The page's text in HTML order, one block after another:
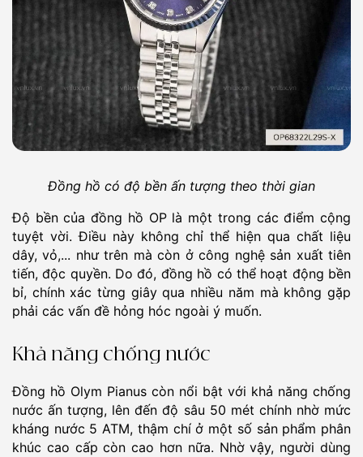
Đồng hồ có độ bền ấn tượng theo thời gian
Độ bền của đồng hồ OP là một trong các điểm cộng
tuyệt vời. Điều này không chỉ thể hiện qua chất liệu
dây, vỏ,... như trên mà còn ở công nghệ sản xuất tiên
tiến, độc quyền. Do đó, đồng hồ có thể hoạt động bền
bỉ, chính xác từng giây qua nhiều năm mà không gặp
phải các vấn đề hỏng hóc ngoài ý muốn.
Khả năng chống nước
Đồng hồ Olym Pianus còn nổi bật với khả năng chống
nước ấn tượng, lên đến độ sâu 50 mét chính nhờ mức
kháng nước 5 ATM, thậm chí ở một số sản phẩm phân
khúc cao cấp còn cao hơn nữa. Nhờ vậy, người dùng